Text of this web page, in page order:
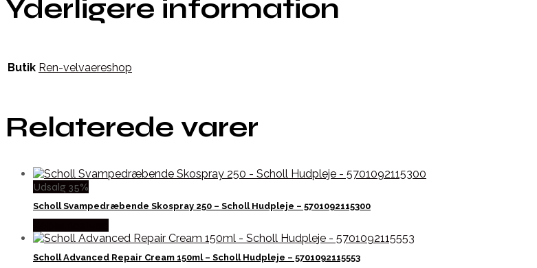
Yderligere information
Butik Ren-velvaereshop
Relaterede varer
Udsalg 35%
Scholl Svampedræbende Skospray 250 – Scholl Hudpleje – 5701092115300
Scholl Advanced Repair Cream 150ml – Scholl Hudpleje – 5701092115553